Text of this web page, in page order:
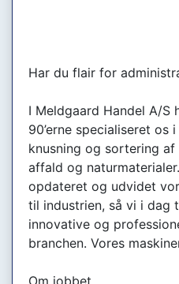
Har du flair for
I Meldgaard Handel A/S
90’erne specialiseret
knusning og sortering
affald og
opdateret og udvidet
til industrien, så vi i dag
innovative og
branchen. Vores
Om jobbet